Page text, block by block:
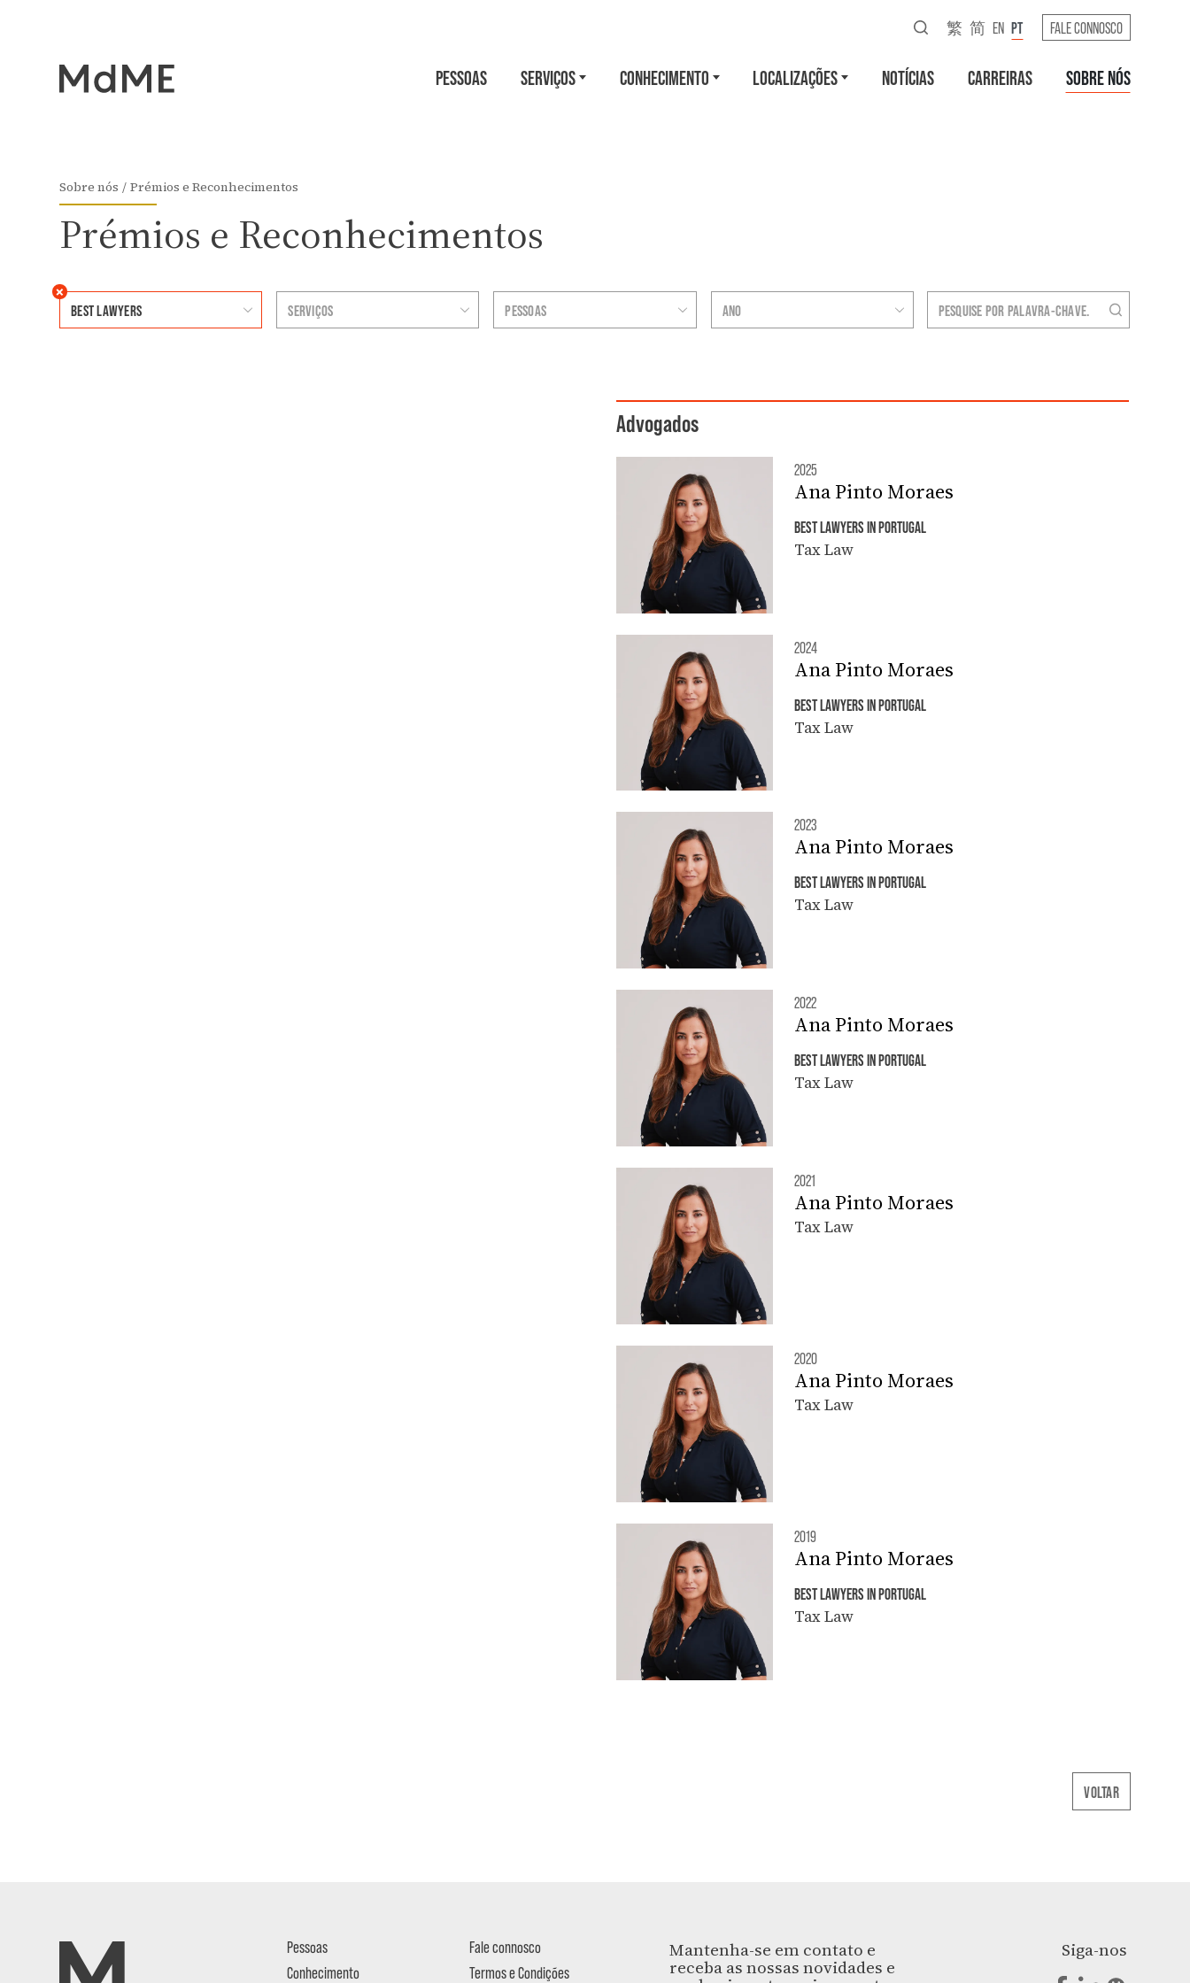
PESSOAS SERVIÇOS CONHECIMENTO LOCALIZAÇÕES NOTÍCIAS CARREIRAS SOBRE NÓS
繁 简 EN PT FALE CONNOSCO
Sobre nós Prémios e Reconhecimentos
Prémios e Reconhecimentos
Advogados
2025
Ana Pinto Moraes
BEST LAWYERS IN PORTUGAL
Tax Law
2024
Ana Pinto Moraes
BEST LAWYERS IN PORTUGAL
Tax Law
2023
Ana Pinto Moraes
BEST LAWYERS IN PORTUGAL
Tax Law
2022
Ana Pinto Moraes
BEST LAWYERS IN PORTUGAL
Tax Law
2021
Ana Pinto Moraes
Tax Law
2020
Ana Pinto Moraes
Tax Law
2019
Ana Pinto Moraes
BEST LAWYERS IN PORTUGAL
Tax Law
VOLTAR
Pessoas
Conhecimento
Fale connosco
Termos e Condições
Mantenha-se em contato e
receba as nossas novidades e
Siga-nos